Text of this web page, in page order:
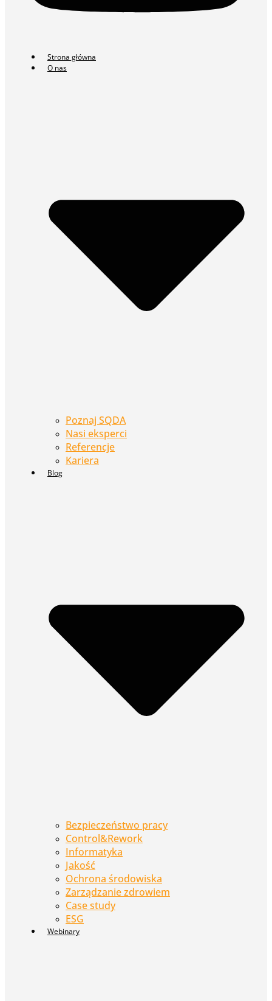
Strona główna
O nas
Poznaj SQDA
Nasi eksperci
Referencje
Kariera
Blog
Bezpieczeństwo pracy
Control&Rework
Informatyka
Jakość
Ochrona środowiska
Zarządzanie zdrowiem
Case study
ESG
Webinary